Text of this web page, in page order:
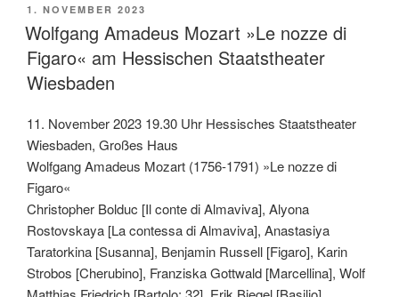
VERÖFFENTLICHT
AM
1. NOVEMBER 2023
Wolfgang Amadeus Mozart »Le nozze di
Figaro« am Hessischen Staatstheater
Wiesbaden
11. November 2023 19.30 Uhr Hessisches Staatstheater
Wiesbaden, Großes Haus
Wolfgang Amadeus Mozart (1756-1791) »Le nozze di
Figaro«
Christopher Bolduc [Il conte di Almaviva], Alyona
Rostovskaya [La contessa di Almaviva], Anastasiya
Taratorkina [Susanna], Benjamin Russell [Figaro], Karin
Strobos [Cherubino], Franziska Gottwald [Marcellina], Wolf